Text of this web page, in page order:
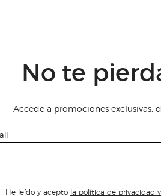
No te
Accede a promociones exclusivas,
He leído y acepto la política de privacidad